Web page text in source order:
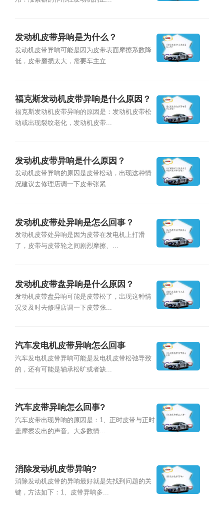
发动机皮带异响是为什么？
发动机皮带异响可能是因为皮带表面摩擦系数降
低，皮带磨损太大，需要车主立...
福克斯发动机皮带异响是什么原因？
福克斯发动机皮带异响的原因是：发动机皮带松
动或出现裂纹老化，发动机皮带...
发动机皮带异响是什么原因？
发动机皮带异响的原因是皮带松动，出现这种情
况建议去修理店调一下皮带张紧...
发动机皮带处异响是怎么回事？
发动机皮带处异响是因为皮带在发电机上打滑
了，皮带与皮带轮之间剧烈摩擦、...
发动机皮带盘异响是什么原因？
发动机皮带盘异响可能是皮带松了，出现这种情
况要及时去修理店调一下皮带张...
汽车发电机皮带异响怎么回事
汽车发电机皮带异响可能是发电机皮带松弛导致
的，还有可能是轴承松旷或者缺...
汽车皮带异响怎么回事?
汽车皮带出现异响的原因是：1、正时皮带与正时
盖摩擦发出的声音。大多数情...
消除发动机皮带异响?
消除发动机皮带的异响最好就是先找到问题的关
键，方法如下：1、皮带异响多...